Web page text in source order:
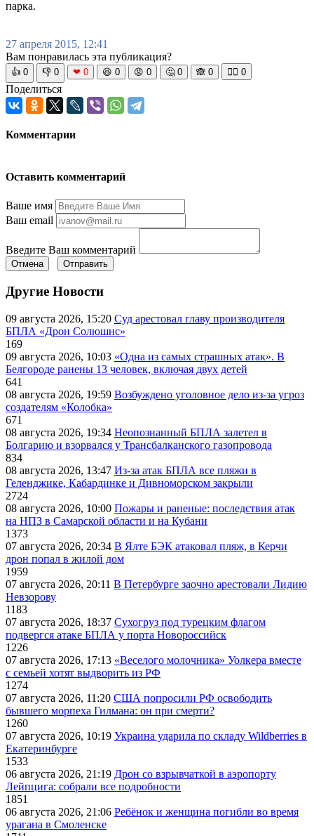
парка.
27 апреля 2015, 12:41
Вам понравилась эта публикация?
👍 0 👎 0 ❤ 0 😆 0 😡 0 🤔 0 🙈 0 🧘‍♀️ 0
Поделиться
Комментарии
Оставить комментарий
Ваше имя
Ваш email
Введите Ваш комментарий
Отмена Отправить
Другие Новости
09 августа 2026, 15:20 Суд арестовал главу производителя
БПЛА «Дрон Солюшнс»
169
09 августа 2026, 10:03 «Одна из самых страшных атак». В
Белгороде ранены 13 человек, включая двух детей
641
08 августа 2026, 19:59 Возбуждено уголовное дело из-за угроз
создателям «Колобка»
671
08 августа 2026, 19:34 Неопознанный БПЛА залетел в
Болгарию и взорвался у Трансбалканского газопровода
834
08 августа 2026, 13:47 Из-за атак БПЛА все пляжи в
Геленджике, Кабардинке и Дивноморском закрыли
2724
08 августа 2026, 10:00 Пожары и раненые: последствия атак
на НПЗ в Самарской области и на Кубани
1373
07 августа 2026, 20:34 В Ялте БЭК атаковал пляж, в Керчи
дрон попал в жилой дом
1959
07 августа 2026, 20:11 В Петербурге заочно арестовали Лидию
Невзорову
1183
07 августа 2026, 18:37 Сухогруз под турецким флагом
подвергся атаке БПЛА у порта Новороссийск
1226
07 августа 2026, 17:13 «Веселого молочника» Уолкера вместе
с семьей хотят выдворить из РФ
1274
07 августа 2026, 11:20 США попросили РФ освободить
бывшего морпеха Гилмана: он при смерти?
1260
07 августа 2026, 10:19 Украина ударила по складу Wildberries в
Екатеринбурге
1533
06 августа 2026, 21:19 Дрон со взрывчаткой в аэропорту
Лейпцига: собрали все подробности
1851
06 августа 2026, 21:06 Ребёнок и женщина погибли во время
урагана в Смоленске